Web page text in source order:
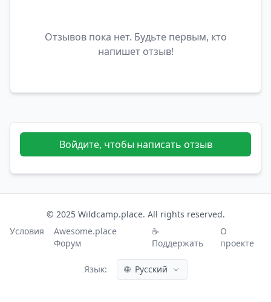
Отзывов пока нет. Будьте первым, кто
напишет отзыв!
Войдите, чтобы написать отзыв
© 2025 Wildcamp.place. All rights reserved.
Условия
Awesome.place
Форум
☕
Поддержать
О
проекте
Язык: 🌐 Русский